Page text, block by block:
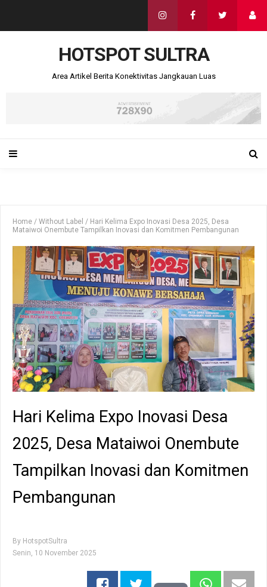
HOTSPOT SULTRA
Area Artikel Berita Konektivitas Jangkauan Luas
Home / Without Label / Hari Kelima Expo Inovasi Desa 2025, Desa
Mataiwoi Onembute Tampilkan Inovasi dan Komitmen Pembangunan
Hari Kelima Expo Inovasi Desa
2025, Desa Mataiwoi Onembute
Tampilkan Inovasi dan Komitmen
Pembangunan
By HotspotSultra
Senin, 10 November 2025